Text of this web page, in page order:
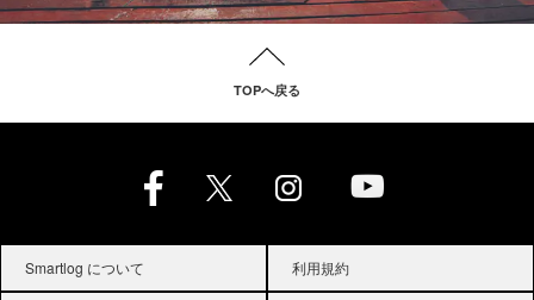
TOPへ戻る
Smartlog について 利用規約